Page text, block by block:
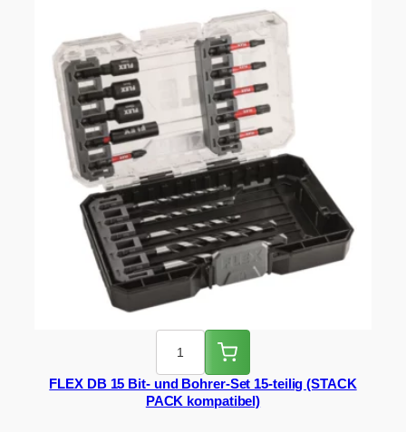
FLEX DB 15 Bit- und Bohrer-Set 15-teilig (STACK
PACK kompatibel)